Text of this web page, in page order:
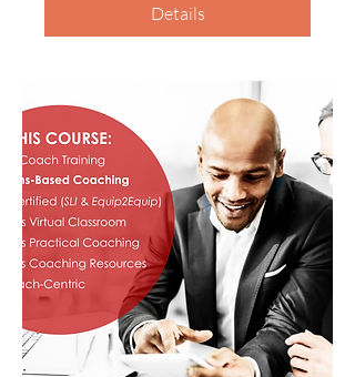
Details